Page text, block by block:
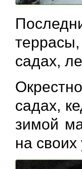
садах,
садах,
зимой
на своих